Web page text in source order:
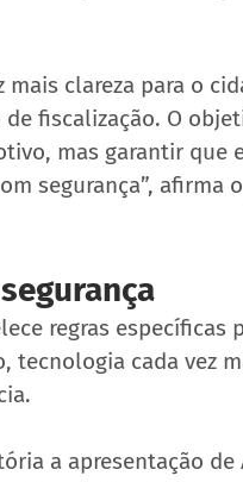
mais clareza para o
fiscalização. O
mas garantir que
segurança”, afirma
regras específicas
tecnologia cada vez
a apresentação